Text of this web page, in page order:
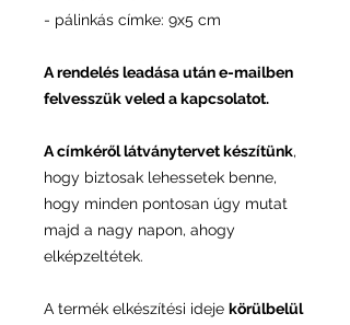
- pálinkás címke: 9x5 cm
A rendelés leadása után e-mailben
felvesszük veled a kapcsolatot.
A címkéről látványtervet készítünk,
hogy biztosak lehessetek benne,
hogy minden pontosan úgy mutat
majd a nagy napon, ahogy
elképzeltétek.
A termék elkészítési ideje körülbelül